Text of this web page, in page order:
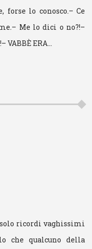
lo conosco.– Ce
Me lo dici o no?!–
VABBÈ ERA…
ricordi vaghissimi
che qualcuno della